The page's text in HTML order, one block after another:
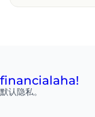
financialaha!
默认隐私。